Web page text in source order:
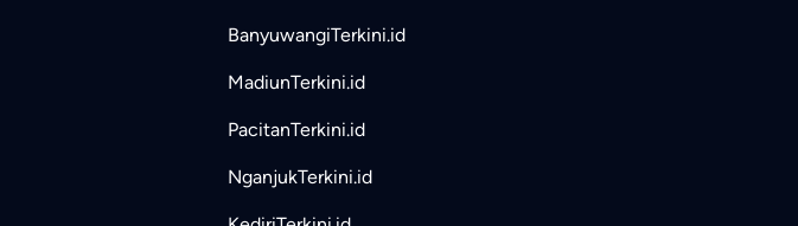
BanyuwangiTerkini.id
MadiunTerkini.id
PacitanTerkini.id
NganjukTerkini.id